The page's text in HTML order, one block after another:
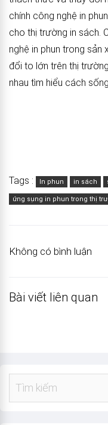
chính công nghệ in
cho thị trường in sách.
nghệ in phun trong sản
đổi to lớn trên thị
nhau tìm hiểu cách
Tags : In phun in sách
ứng sụng in phun trong thị
Không có bình luận
Bài viết liên quan